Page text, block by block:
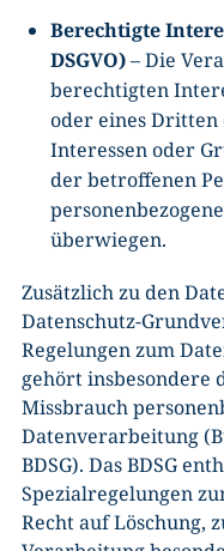
Berechtigte
DSGVO)– Die
berechtigten
oder eines
Interessen oder
der betroffenen
überwiegen.
Zusätzlich zu den
Datenschutz-
Regelungen zum
gehört insbesondere
Missbrauch
Datenverarbeitung
BDSG). Das BDSG
Spezialregelungen
Recht auf Löschung,